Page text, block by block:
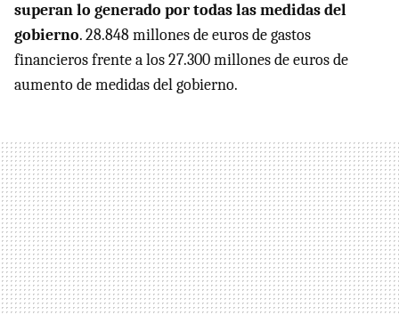
superan lo generado por todas las medidas del
gobierno. 28.848 millones de euros de gastos
financieros frente a los 27.300 millones de euros de
aumento de medidas del gobierno.